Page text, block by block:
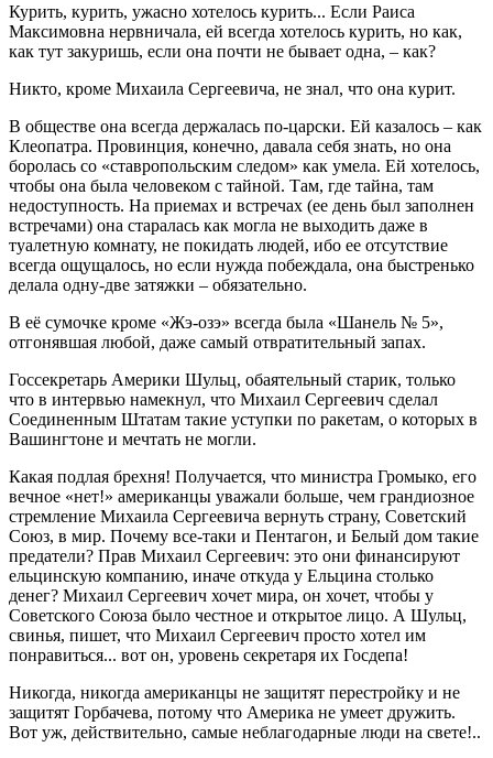
Курить, курить, ужасно хотелось курить... Если Раиса
Максимовна нервничала, ей всегда хотелось курить, но как,
как тут закуришь, если она почти не бывает одна, – как?
Никто, кроме Михаила Сергеевича, не знал, что она курит.
В обществе она всегда держалась по-царски. Ей казалось – как
Клеопатра. Провинция, конечно, давала себя знать, но она
боролась со «ставропольским следом» как умела. Ей хотелось,
чтобы она была человеком с тайной. Там, где тайна, там
недоступность. На приемах и встречах (ее день был заполнен
встречами) она старалась как могла не выходить даже в
туалетную комнату, не покидать людей, ибо ее отсутствие
всегда ощущалось, но если нужда побеждала, она быстренько
делала одну-две затяжки – обязательно.
В её сумочке кроме «Жэ-озэ» всегда была «Шанель № 5»,
отгонявшая любой, даже самый отвратительный запах.
Госсекретарь Америки Шульц, обаятельный старик, только
что в интервью намекнул, что Михаил Сергеевич сделал
Соединенным Штатам такие уступки по ракетам, о которых в
Вашингтоне и мечтать не могли.
Какая подлая брехня! Получается, что министра Громыко, его
вечное «нет!» американцы уважали больше, чем грандиозное
стремление Михаила Сергеевича вернуть страну, Советский
Союз, в мир. Почему все-таки и Пентагон, и Белый дом такие
предатели? Прав Михаил Сергеевич: это они финансируют
ельцинскую компанию, иначе откуда у Ельцина столько
денег? Михаил Сергеевич хочет мира, он хочет, чтобы у
Советского Союза было честное и открытое лицо. А Шульц,
свинья, пишет, что Михаил Сергеевич просто хотел им
понравиться... вот он, уровень секретаря их Госдепа!
Никогда, никогда американцы не защитят перестройку и не
защитят Горбачева, потому что Америка не умеет дружить.
Вот уж, действительно, самые неблагодарные люди на свете!..